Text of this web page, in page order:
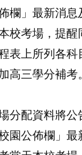
欄」最新消
校考場，提醒
表上所列各
高三學分補考。
分配資料將
校園公佈欄」